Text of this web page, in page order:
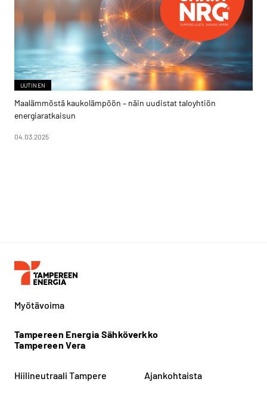
UUTINEN
Maalämmöstä kaukolämpöön – näin uudistat taloyhtiön
energiaratkaisun
04.03.2025
Myötävoima
Tampereen Energia Sähköverkko
Tampereen Vera
Hiilineutraali Tampere Ajankohtaista